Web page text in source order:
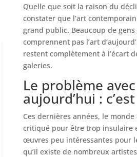
Quelle que soit la raison du
constater que l’art
grand public. Beaucoup de gens
comprennent pas l’art
restent complètement à l’écart
galeries.
Le problème avec
aujourd’hui :
Ces dernières années, le monde
critiqué pour être trop insulaire
œuvres peu intéressantes pour
qu’il existe de nombreux